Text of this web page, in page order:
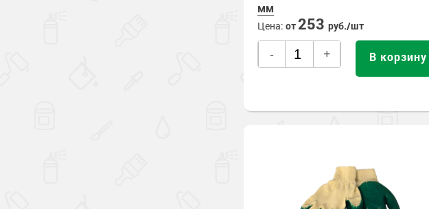
мм
Цена: от253 руб./шт
- + В корзину